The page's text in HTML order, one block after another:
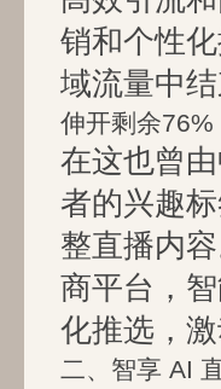
销和个性
域流量中
伸开剩余76%
在这也曾
者的兴趣
整直播内
商平台，
化推选，激
二、智享 AI